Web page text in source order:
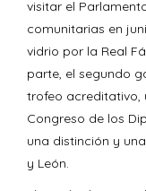
visitar el
comunitarias en
vidrio por la Real
parte, el segundo
trofeo acreditativo,
Congreso de los
una distinción y
y León.